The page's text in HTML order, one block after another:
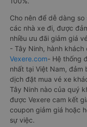
Cho nên để dễ dàng
các nhà xe đi, được
nhiều ưu đãi giảm giá
- Tây Ninh, hành
Vexere.com- Hệ thống
nhất tại Việt Nam,
dịch đặt mua vé xe
Tây Ninh nào của quý
được Vexere cam kết
coupon giảm giá hoặc
sự việc.